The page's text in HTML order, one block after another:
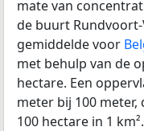
mate van
de buurt
gemiddelde voor
met behulp van de
hectare. Een
meter bij 100 meter,
100 hectare in 1 km².